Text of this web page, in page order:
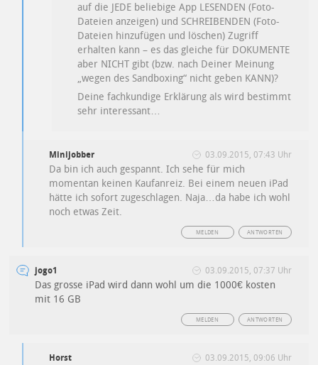
auf die JEDE beliebige App LESENDEN (Foto-
Dateien anzeigen) und SCHREIBENDEN (Foto-
Dateien hinzufügen und löschen) Zugriff
erhalten kann – es das gleiche für DOKUMENTE
aber NICHT gibt (bzw. nach Deiner Meinung
„wegen des Sandboxing“ nicht geben KANN)?
Deine fachkundige Erklärung als wird bestimmt
sehr interessant…
Minijobber 03.09.2015, 07:43 Uhr
Da bin ich auch gespannt. Ich sehe für mich
momentan keinen Kaufanreiz. Bei einem neuen iPad
hätte ich sofort zugeschlagen. Naja…da habe ich wohl
noch etwas Zeit.
ANTWORTEN
MELDEN
jogo1 03.09.2015, 07:37 Uhr
Das grosse iPad wird dann wohl um die 1000€ kosten
mit 16 GB
ANTWORTEN
MELDEN
Horst 03.09.2015, 09:06 Uhr